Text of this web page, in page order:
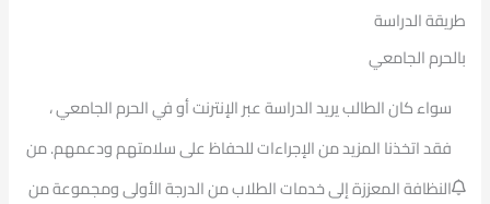
طريقة الدراسة
بالحرم الجامعي
سواء كان الطالب يريد الدراسة عبر الإنترنت أو في الحرم الجامعي ،
فقد اتخذنا المزيد من الإجراءات للحفاظ على سلامتهم ودعمهم. من
النظافة المعززة إلى خدمات الطلاب من الدرجة الأولى ومجموعة من